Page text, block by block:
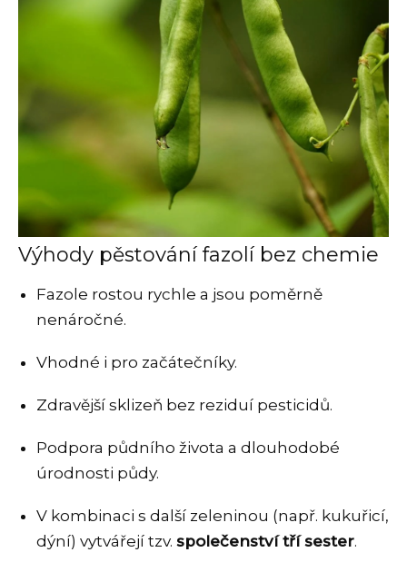
Výhody pěstování fazolí bez chemie
Fazole rostou rychle a jsou poměrně
nenáročné.
Vhodné i pro začátečníky.
Zdravější sklizeň bez reziduí pesticidů.
Podpora půdního života a dlouhodobé
úrodnosti půdy.
V kombinaci s další zeleninou (např. kukuřicí,
dýní) vytvářejí tzv. společenství tří sester.